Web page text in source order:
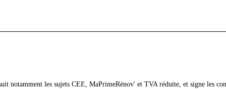
notamment les sujets CEE, MaPrimeRénov' et TVA réduite, et signe les